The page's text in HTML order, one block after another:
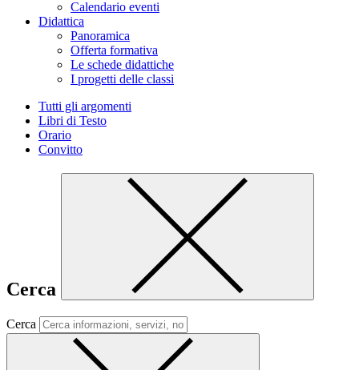
Calendario eventi
Didattica
Panoramica
Offerta formativa
Le schede didattiche
I progetti delle classi
Tutti gli argomenti
Libri di Testo
Orario
Convitto
Cerca
Cerca